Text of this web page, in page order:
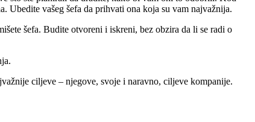
Ubedite vašeg šefa da prihvati ona koja su vam najvažnija.
šefa. Budite otvoreni i iskreni, bez obzira da li se radi o
ciljeve – njegove, svoje i naravno, ciljeve kompanije.